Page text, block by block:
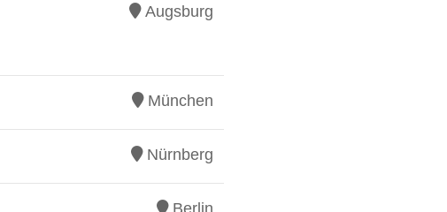
Augsburg
München
Nürnberg